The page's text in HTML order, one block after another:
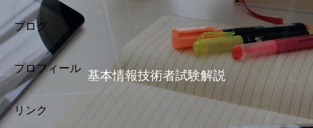
ブログ
プロフィール
リンク
基本情報技術者試験解説